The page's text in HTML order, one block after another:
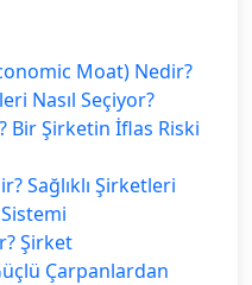
Moat) Nedir?
Nasıl Seçiyor?
Bir Şirketin İflas Riski
Sağlıklı Şirketleri
Şirket
Çarpanlardan